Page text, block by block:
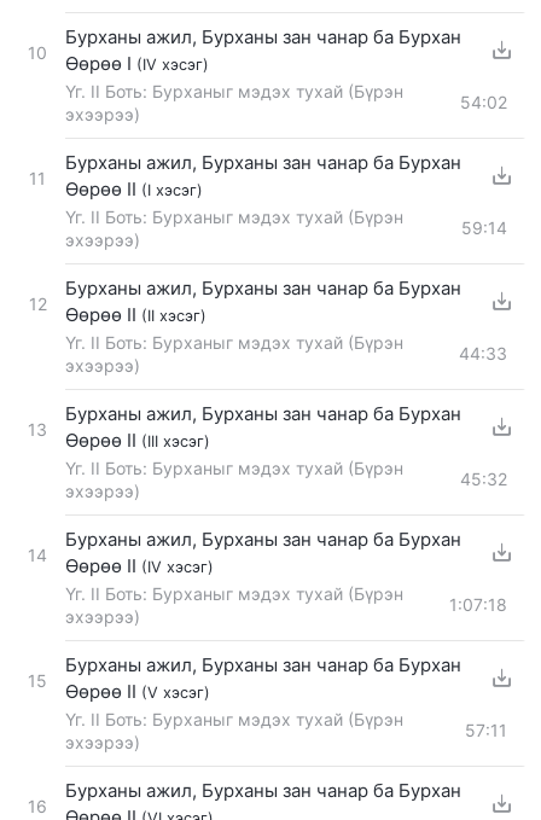
10
Бурханы ажил, Бурханы зан чанар ба Бурхан
Өөрөө I (IV хэсэг)
Үг. II Боть: Бурханыг мэдэх тухай (Бүрэн
эхээрээ)
54:02
11
Бурханы ажил, Бурханы зан чанар ба Бурхан
Өөрөө II (I хэсэг)
Үг. II Боть: Бурханыг мэдэх тухай (Бүрэн
эхээрээ)
59:14
12
Бурханы ажил, Бурханы зан чанар ба Бурхан
Өөрөө II (II хэсэг)
Үг. II Боть: Бурханыг мэдэх тухай (Бүрэн
эхээрээ)
44:33
13
Бурханы ажил, Бурханы зан чанар ба Бурхан
Өөрөө II (III хэсэг)
Үг. II Боть: Бурханыг мэдэх тухай (Бүрэн
эхээрээ)
45:32
14
Бурханы ажил, Бурханы зан чанар ба Бурхан
Өөрөө II (IV хэсэг)
Үг. II Боть: Бурханыг мэдэх тухай (Бүрэн
эхээрээ)
1:07:18
15
Бурханы ажил, Бурханы зан чанар ба Бурхан
Өөрөө II (V хэсэг)
Үг. II Боть: Бурханыг мэдэх тухай (Бүрэн
эхээрээ)
57:11
16
Бурханы ажил, Бурханы зан чанар ба Бурхан